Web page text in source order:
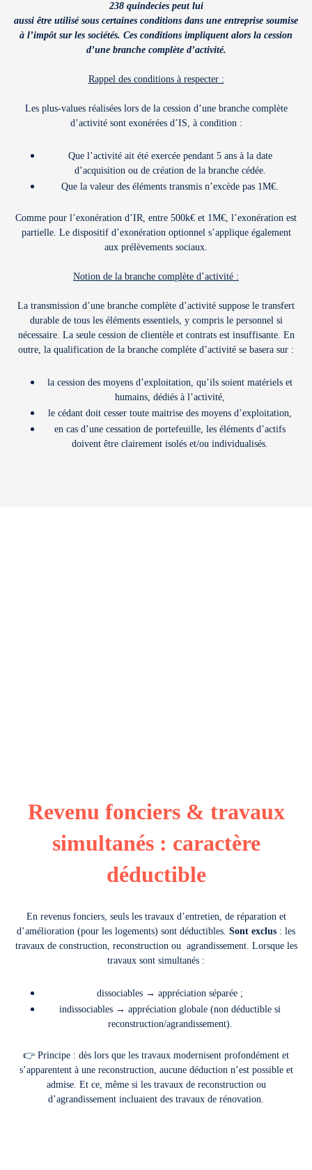
238 quindecies peut lui
aussi être utilisé sous certaines conditions dans une entreprise soumise
à l’impôt sur les sociétés. Ces conditions impliquent alors la cession
d’une branche complète d’activité.
Rappel des conditions à respecter :
Les plus-values réalisées lors de la cession d’une branche complète
d’activité sont exonérées d’IS, à condition :
Que l’activité ait été exercée pendant 5 ans à la date
d’acquisition ou de création de la branche cédée.
Que la valeur des éléments transmis n’excède pas 1M€.
Comme pour l’exonération d’IR, entre 500k€ et 1M€, l’exonération est
partielle. Le dispositif d’exonération optionnel s’applique également
aux prélèvements sociaux.
Notion de la branche complète d’activité :
La transmission d’une branche complète d’activité suppose le transfert
durable de tous les éléments essentiels, y compris le personnel si
nécessaire. La seule cession de clientèle et contrats est insuffisante. En
outre, la qualification de la branche complète d’activité se basera sur :
la cession des moyens d’exploitation, qu’ils soient matériels et
humains, dédiés à l’activité,
le cédant doit cesser toute maitrise des moyens d’exploitation,
en cas d’une cessation de portefeuille, les éléments d’actifs
doivent être clairement isolés et/ou individualisés.
Revenu fonciers & travaux
simultanés : caractère
déductible
En revenus fonciers, seuls les travaux d’entretien, de réparation et
d’amélioration (pour les logements) sont déductibles. Sont exclus : les
travaux de construction, reconstruction ou agrandissement. Lorsque les
travaux sont simultanés :
dissociables → appréciation séparée ;
indissociables → appréciation globale (non déductible si
reconstruction/agrandissement).
👉 Principe : dès lors que les travaux modernisent profondément et
s’apparentent à une reconstruction, aucune déduction n’est possible et
admise. Et ce, même si les travaux de reconstruction ou
d’agrandissement incluaient des travaux de rénovation.